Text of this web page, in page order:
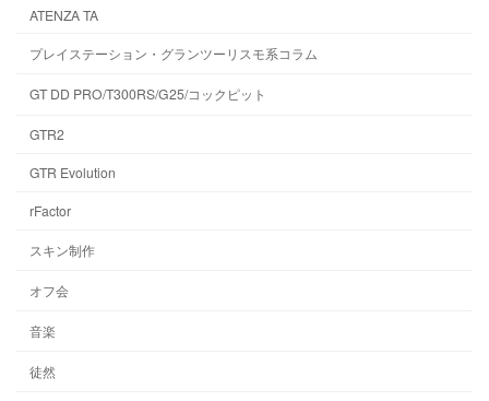
ATENZA TA
プレイステーション・グランツーリスモ系コラム
GT DD PRO/T300RS/G25/コックピット
GTR2
GTR Evolution
rFactor
スキン制作
オフ会
音楽
徒然